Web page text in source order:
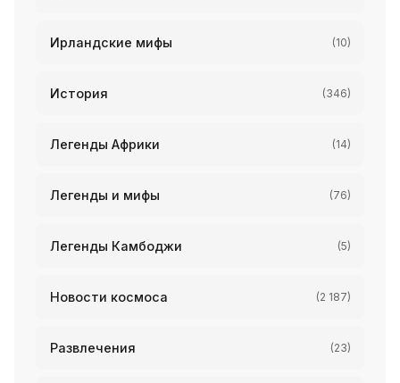
Ирландские мифы (10)
История (346)
Легенды Африки (14)
Легенды и мифы (76)
Легенды Камбоджи (5)
Новости космоса (2 187)
Развлечения (23)